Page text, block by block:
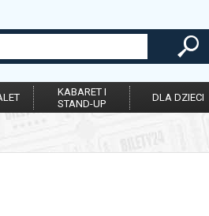
KABARET I
STAND-UP
DLA DZIECI